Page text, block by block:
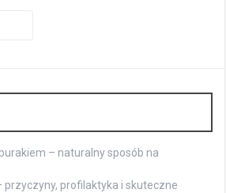
– naturalny sposób na
przyczyny, profilaktyka i skuteczne